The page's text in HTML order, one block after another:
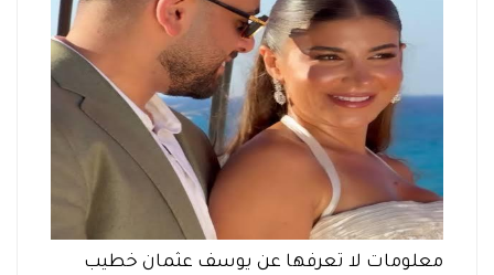
معلومات لا تعرفها عن يوسف عثمان خطيب